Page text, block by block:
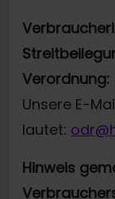
Verordnung:
Unsere E-
lautet:
Hinweis